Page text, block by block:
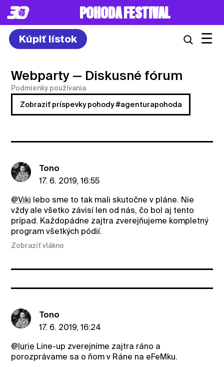
POHODA FESTIVAL
Kúpiť lístok ☰
Webparty — Diskusné fórum
Podmienky používania
Zobraziť príspevky pohody #agenturapohoda
Tono
17. 6. 2019, 16:55
@Viki lebo sme to tak mali skutočne v pláne. Nie
vždy ale všetko závisí len od nás, čo bol aj tento
prípad. Každopádne zajtra zverejňujeme kompletný
program všetkých pódií.
Zobraziť vlákno
Tono
17. 6. 2019, 16:24
@lurie Line-up zverejníme zajtra ráno a
porozprávame sa o ňom v Ráne na eFeMku.